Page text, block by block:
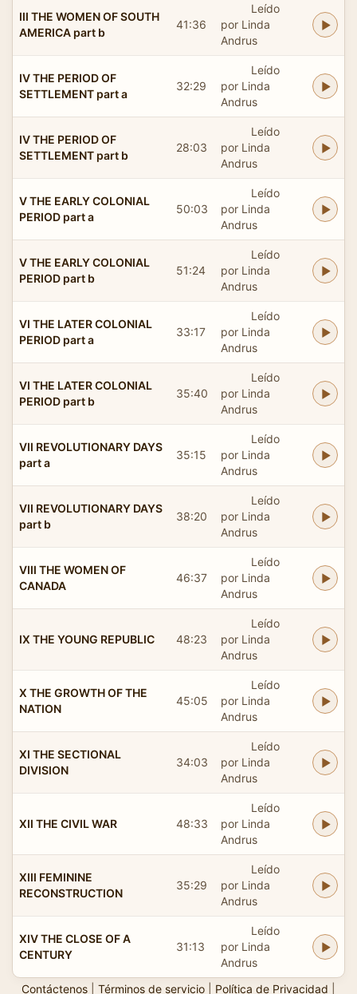
III THE WOMEN OF SOUTH
AMERICA part b
41:36
Leído
por Linda
Andrus
IV THE PERIOD OF
SETTLEMENT part a
32:29
Leído
por Linda
Andrus
IV THE PERIOD OF
SETTLEMENT part b
28:03
Leído
por Linda
Andrus
V THE EARLY COLONIAL
PERIOD part a
50:03
Leído
por Linda
Andrus
V THE EARLY COLONIAL
PERIOD part b
51:24
Leído
por Linda
Andrus
VI THE LATER COLONIAL
PERIOD part a
33:17
Leído
por Linda
Andrus
VI THE LATER COLONIAL
PERIOD part b
35:40
Leído
por Linda
Andrus
VII REVOLUTIONARY DAYS
part a
35:15
Leído
por Linda
Andrus
VII REVOLUTIONARY DAYS
part b
38:20
Leído
por Linda
Andrus
VIII THE WOMEN OF
CANADA
46:37
Leído
por Linda
Andrus
IX THE YOUNG REPUBLIC 48:23
Leído
por Linda
Andrus
X THE GROWTH OF THE
NATION
45:05
Leído
por Linda
Andrus
XI THE SECTIONAL
DIVISION
34:03
Leído
por Linda
Andrus
XII THE CIVIL WAR 48:33
Leído
por Linda
Andrus
XIII FEMININE
RECONSTRUCTION
35:29
Leído
por Linda
Andrus
XIV THE CLOSE OF A
CENTURY
31:13
Leído
por Linda
Andrus
Contáctenos
Términos de servicio Política de Privacidad